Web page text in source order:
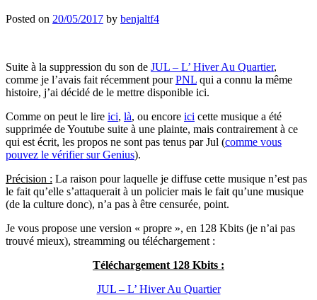
Posted on 20/05/2017 by benjaltf4
Suite à la suppression du son de JUL – L’ Hiver Au Quartier,
comme je l’avais fait récemment pourPNL qui a connu la même
histoire, j’ai décidé de le mettre disponible ici.
Comme on peut le lire ici, là, ou encore ici cette musique a été
supprimée de Youtube suite à une plainte, mais contrairement à ce
qui est écrit, les propos ne sont pas tenus par Jul (comme vous
pouvez le vérifier sur Genius).
Précision : La raison pour laquelle je diffuse cette musique n’est pas
le fait qu’elle s’attaquerait à un policier mais le fait qu’une musique
(de la culture donc), n’a pas à être censurée, point.
Je vous propose une version « propre », en 128 Kbits (je n’ai pas
trouvé mieux), streamming ou téléchargement :
Téléchargement 128 Kbits :
JUL – L’ Hiver Au Quartier